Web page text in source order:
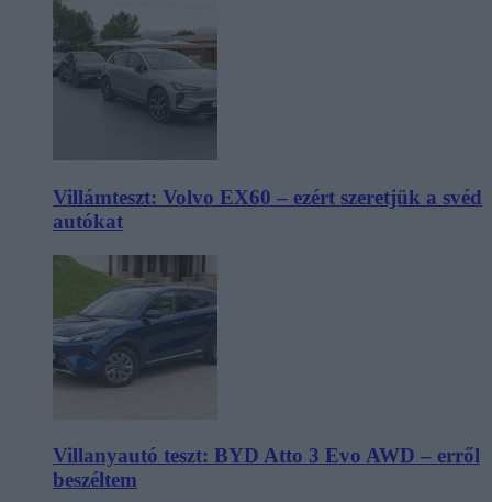
Villámteszt: Volvo EX60 – ezért szeretjük a svéd
autókat
Villanyautó teszt: BYD Atto 3 Evo AWD – erről
beszéltem